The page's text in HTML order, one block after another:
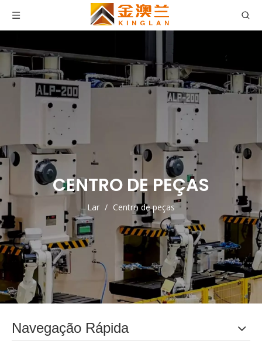
CENTRO DE PEÇAS
Lar / Centro de peças
Navegação Rápida